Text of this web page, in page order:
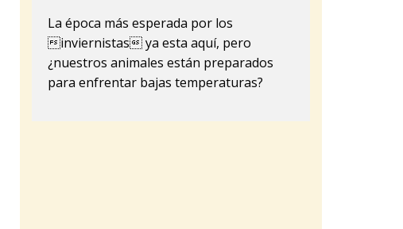
La época más esperada por los
inviernistas ya esta aquí, pero
¿nuestros animales están preparados
para enfrentar bajas temperaturas?